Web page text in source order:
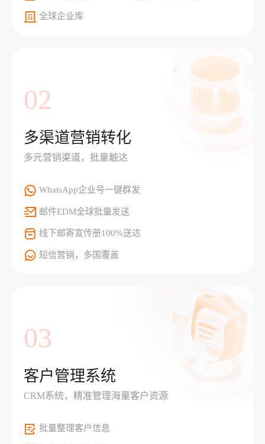
全球企业库
02
多渠道营销转化
多元营销渠道，批量触达
WhatsApp企业号一键群发
邮件EDM全球批量发送
线下邮寄宣传册100%送达
短信营销，多国覆盖
03
客户管理系统
CRM系统，精准管理海量客户资源
批量整理客户信息